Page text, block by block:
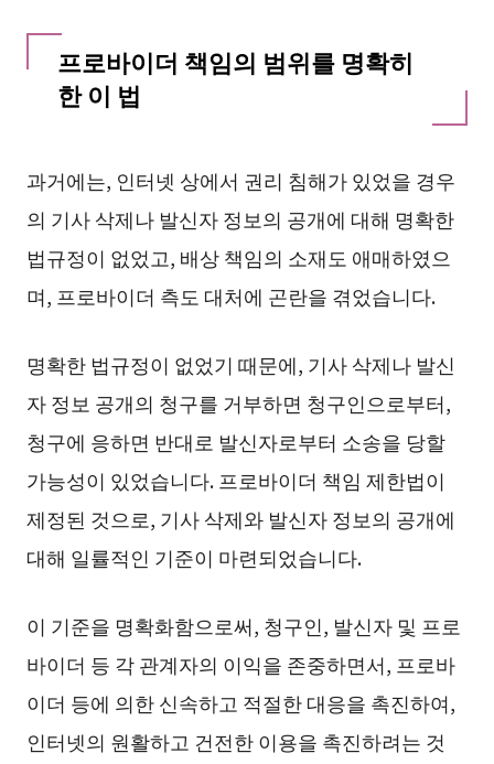
프로바이더 책임의 범위를 명확히
한 이 법
과거에는, 인터넷 상에서 권리 침해가 있었을 경우
의 기사 삭제나 발신자 정보의 공개에 대해 명확한
법규정이 없었고, 배상 책임의 소재도 애매하였으
며, 프로바이더 측도 대처에 곤란을 겪었습니다.
명확한 법규정이 없었기 때문에, 기사 삭제나 발신
자 정보 공개의 청구를 거부하면 청구인으로부터,
청구에 응하면 반대로 발신자로부터 소송을 당할
가능성이 있었습니다. 프로바이더 책임 제한법이
제정된 것으로, 기사 삭제와 발신자 정보의 공개에
대해 일률적인 기준이 마련되었습니다.
이 기준을 명확화함으로써, 청구인, 발신자 및 프로
바이더 등 각 관계자의 이익을 존중하면서, 프로바
이더 등에 의한 신속하고 적절한 대응을 촉진하여,
인터넷의 원활하고 건전한 이용을 촉진하려는 것